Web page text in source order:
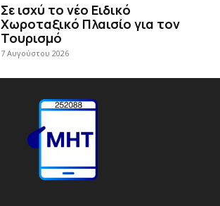
Σε ισχύ το νέο Ειδικό
Χωροταξικό Πλαισίο για τον
Τουρισμό
7 Αυγούστου 2026